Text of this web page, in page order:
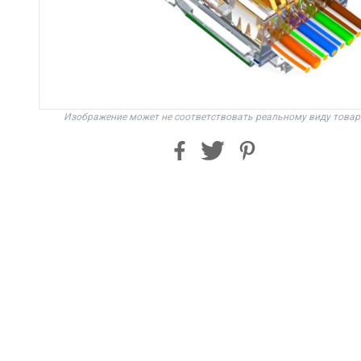
Изображение может не соответствовать реальному виду